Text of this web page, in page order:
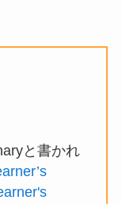
と書かれ